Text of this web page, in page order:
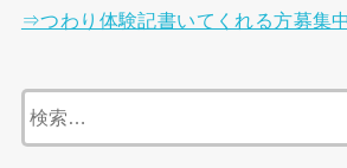
⇒つわり体験記書いてくれる方募集中
索